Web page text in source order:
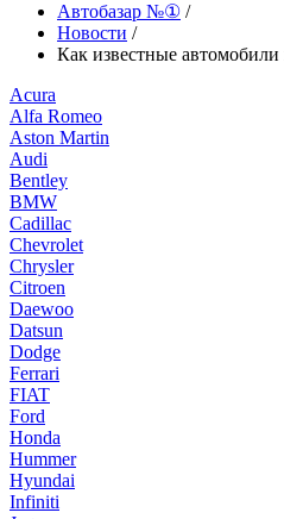
Автобазар №① /
Новости /
Как известные
Acura
Alfa Romeo
Aston Martin
Audi
Bentley
BMW
Cadillac
Chevrolet
Chrysler
Citroen
Daewoo
Datsun
Dodge
Ferrari
FIAT
Ford
Honda
Hummer
Hyundai
Infiniti